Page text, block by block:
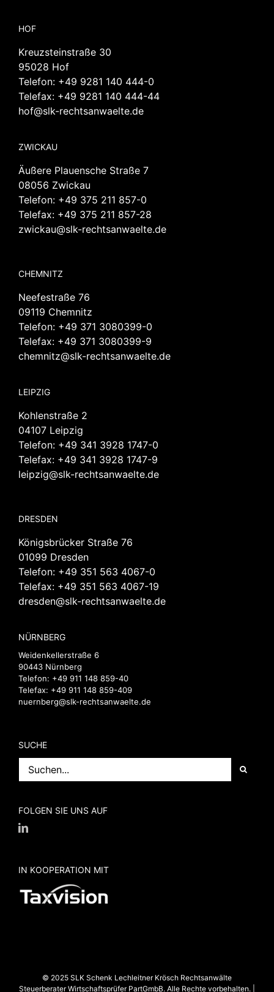
HOF
Kreuzsteinstraße 30
95028 Hof
Telefon: +49 9281 140 444-0
Telefax: +49 9281 140 444-44
hof@slk-rechtsanwaelte.de
ZWICKAU
Äußere Plauensche Straße 7
08056 Zwickau
Telefon: +49 375 211 857-0
Telefax: +49 375 211 857-28
zwickau@slk-rechtsanwaelte.de
CHEMNITZ
Neefestraße 76
09119 Chemnitz
Telefon: +49 371 3080399-0
Telefax: +49 371 3080399-9
chemnitz@slk-rechtsanwaelte.de
LEIPZIG
Kohlenstraße 2
04107 Leipzig
Telefon: +49 341 3928 1747-0
Telefax: +49 341 3928 1747-9
leipzig@slk-rechtsanwaelte.de
DRESDEN
Königsbrücker Straße 76
01099 Dresden
Telefon: +49 351 563 4067-0
Telefax: +49 351 563 4067-19
dresden@slk-rechtsanwaelte.de
NÜRNBERG
Weidenkellerstraße 6
90443 Nürnberg
Telefon: +49 911 148 859-40
Telefax: +49 911 148 859-409
nuernberg@slk-rechtsanwaelte.de
SUCHE
nach:
FOLGEN SIE UNS AUF
IN KOOPERATION MIT
© 2025 SLK Schenk Lechleitner Krösch Rechtsanwälte
Steuerberater Wirtschaftsprüfer PartGmbB. Alle Rechte vorbehalten. |